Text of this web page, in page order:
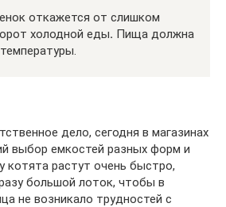
откажется от слишком
холодной еды. Пища должна
дело, сегодня в магазинах
выбор емкостей разных форм и
котята растут очень быстро,
большой лоток, чтобы в
не возникало трудностей с